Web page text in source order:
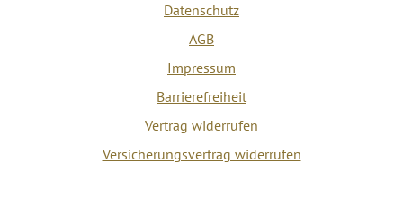
Datenschutz
AGB
Impressum
Barrierefreiheit
Vertrag widerrufen
Versicherungsvertrag widerrufen